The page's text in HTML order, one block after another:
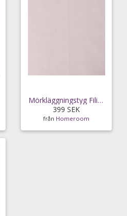
Mörkläggningstyg Filippa i 3-metersklipp
399 SEK
från Homeroom